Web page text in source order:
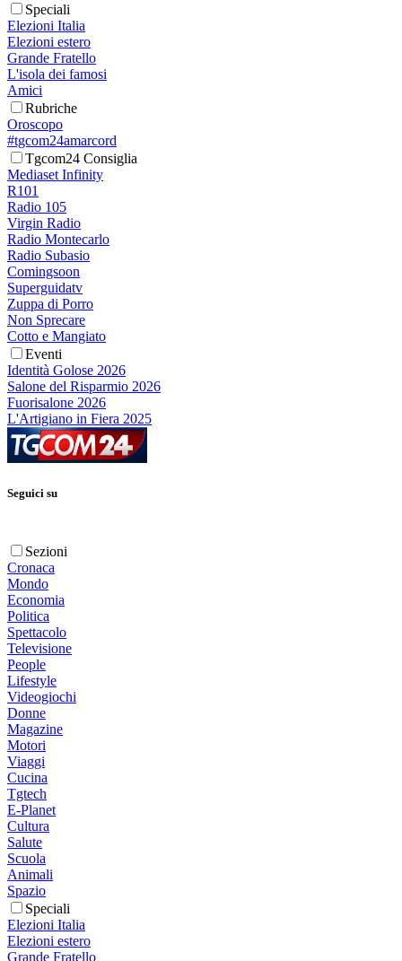
Speciali
Elezioni Italia
Elezioni estero
Grande Fratello
L'isola dei famosi
Amici
Rubriche
Oroscopo
#tgcom24amarcord
Tgcom24 Consiglia
Mediaset Infinity
R101
Radio 105
Virgin Radio
Radio Montecarlo
Radio Subasio
Comingsoon
Superguidatv
Zuppa di Porro
Non Sprecare
Cotto e Mangiato
Eventi
Identità Golose 2026
Salone del Risparmio 2026
Fuorisalone 2026
L'Artigiano in Fiera 2025
Seguici su
Sezioni
Cronaca
Mondo
Economia
Politica
Spettacolo
Televisione
People
Lifestyle
Videogiochi
Donne
Magazine
Motori
Viaggi
Cucina
Tgtech
E-Planet
Cultura
Salute
Scuola
Animali
Spazio
Speciali
Elezioni Italia
Elezioni estero
Grande Fratello